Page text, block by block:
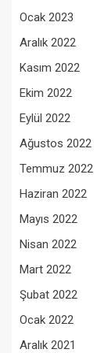
Ocak 2023
Aralık 2022
Kasım 2022
Ekim 2022
Eylül 2022
Ağustos 2022
Temmuz 2022
Haziran 2022
Mayıs 2022
Nisan 2022
Mart 2022
Şubat 2022
Ocak 2022
Aralık 2021